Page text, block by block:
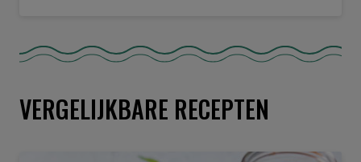
VERGELIJKBARE RECEPTEN